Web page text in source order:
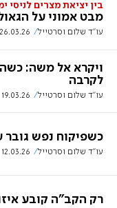
בין יציאת מצרים לניסי
מבט אמוני על
עו"ד שלום וסרטייל 26.03.26
ויקרא אל משה:
לקרבה
עו"ד שלום וסרטייל 19.03.26
כשפיקוח נפש
עו"ד שלום וסרטייל 12.03.26
רק הקב"ה קובע